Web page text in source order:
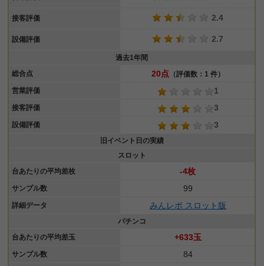
接客評価 2.4
設備評価 2.7
過去1年間
総合点
20点 （評価数：1 件）
営業評価
1
接客評価 3
設備評価 3
旧イベント日の実績
スロット
台あたりの平均差枚
-4枚
サンプル数 99
詳細データ みんレポ スロット版
パチンコ
台あたりの平均差玉
+633玉
サンプル数 84